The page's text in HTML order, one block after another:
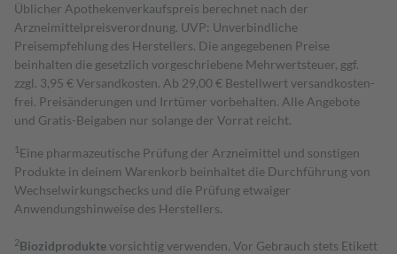
Üblicher Apothekenverkaufspreis berechnet nach der
Arzneimittelpreisverordnung. UVP: Unverbindliche
Preisempfehlung des Herstellers. Die angegebenen Preise
beinhalten die gesetzlich vorgeschriebene Mehrwertsteuer, ggf.
zzgl. 3,95 € Versandkosten. Ab 29,00 € Bestell­wert versand­kosten­
frei. Preisänderungen und Irrtümer vorbehalten. Alle Angebote
und Gratis-Beigaben nur solange der Vorrat reicht.
1 Eine pharmazeutische Prüfung der Arzneimittel und sonstigen
Produkte in deinem Warenkorb beinhaltet die Durchführung von
Wechselwirkungschecks und die Prüfung etwaiger
Anwendungshinweise des Herstellers.
2Biozidproduktevorsichtig verwenden. Vor Gebrauch stets Etikett